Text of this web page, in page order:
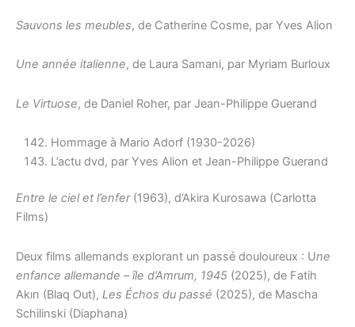
Sauvons les meubles, de Catherine Cosme, par Yves Alion
Une année italienne, de Laura Samani, par Myriam Burloux
Le Virtuose, de Daniel Roher, par Jean-Philippe Guerand
Hommage à Mario Adorf (1930-2026)
L’actu dvd, par Yves Alion et Jean-Philippe Guerand
Entre le ciel et l’enfer(1963), d’Akira Kurosawa (Carlotta
Films)
Deux films allemands explorant un passé douloureux : Une
enfance allemande – île d’Amrum, 1945 (2025), de Fatih
Akın (Blaq Out), Les Échos du passé (2025), de Mascha
Schilinski (Diaphana)